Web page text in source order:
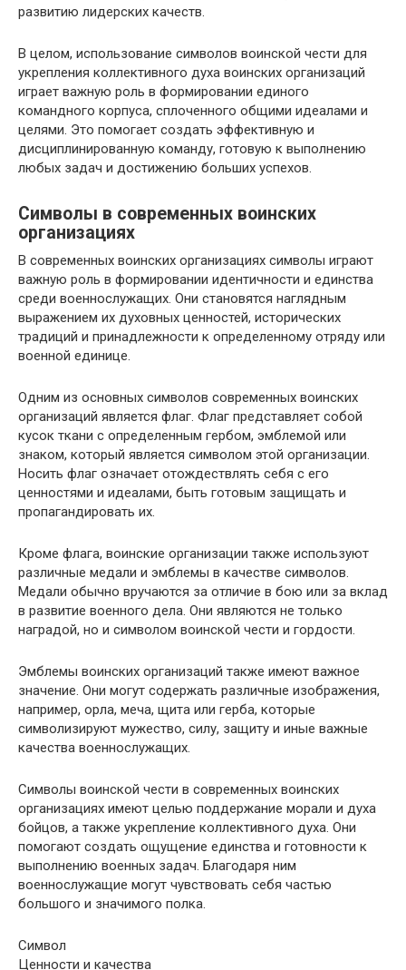
развитию лидерских качеств.
В целом, использование символов воинской чести для
укрепления коллективного духа воинских организаций
играет важную роль в формировании единого
командного корпуса, сплоченного общими идеалами и
целями. Это помогает создать эффективную и
дисциплинированную команду, готовую к выполнению
любых задач и достижению больших успехов.
Символы в современных воинских
организациях
В современных воинских организациях символы играют
важную роль в формировании идентичности и единства
среди военнослужащих. Они становятся наглядным
выражением их духовных ценностей, исторических
традиций и принадлежности к определенному отряду или
военной единице.
Одним из основных символов современных воинских
организаций является флаг. Флаг представляет собой
кусок ткани с определенным гербом, эмблемой или
знаком, который является символом этой организации.
Носить флаг означает отождествлять себя с его
ценностями и идеалами, быть готовым защищать и
пропагандировать их.
Кроме флага, воинские организации также используют
различные медали и эмблемы в качестве символов.
Медали обычно вручаются за отличие в бою или за вклад
в развитие военного дела. Они являются не только
наградой, но и символом воинской чести и гордости.
Эмблемы воинских организаций также имеют важное
значение. Они могут содержать различные изображения,
например, орла, меча, щита или герба, которые
символизируют мужество, силу, защиту и иные важные
качества военнослужащих.
Символы воинской чести в современных воинских
организациях имеют целью поддержание морали и духа
бойцов, а также укрепление коллективного духа. Они
помогают создать ощущение единства и готовности к
выполнению военных задач. Благодаря ним
военнослужащие могут чувствовать себя частью
большого и значимого полка.
Символ
Ценности и качества